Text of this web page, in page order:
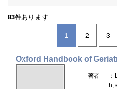
83件あります
1 2 3
Oxford Handbook of
著者
h,